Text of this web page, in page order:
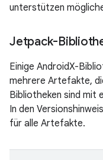
unterstützen
Jetpack-
Einige AndroidX-
mehrere Artefakte,
Bibliotheken sind mit
In den
für alle Artefakte.